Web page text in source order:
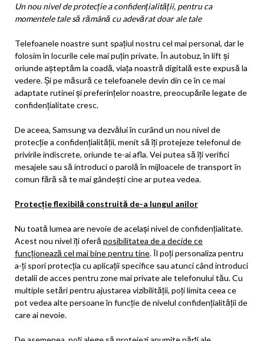
Un nou nivel de protecție a confidențialității, pentru ca
momentele tale să rămână cu adevărat doar ale tale
Telefoanele noastre sunt spațiul nostru cel mai personal, dar le
folosim în locurile cele mai puțin private. În autobuz, în lift și
oriunde așteptăm la coadă, viața noastră digitală este expusă la
vedere. Și pe măsură ce telefoanele devin din ce în ce mai
adaptate rutinei și preferințelor noastre, preocupările legate de
confidențialitate cresc.
De aceea, Samsung va dezvălui în curând un nou nivel de
protecție a confidențialității, menit să îți protejeze telefonul de
privirile indiscrete, oriunde te-ai afla. Vei putea să îți verifici
mesajele sau să introduci o parolă în mijloacele de transport în
comun fără să te mai gândești cine ar putea vedea.
Protecție flexibilă construită de-a lungul anilor
Nu toată lumea are nevoie de același nivel de confidențialitate.
Acest nou nivel îți oferă posibilitatea de a decide ce
funcționează cel mai bine pentru tine. Îl poți personaliza pentru
a-ți spori protecția cu aplicații specifice sau atunci când introduci
detalii de acces pentru zone mai private ale telefonului tău. Cu
multiple setări pentru ajustarea vizibilității, poți limita ceea ce
pot vedea alte persoane în funcție de nivelul confidențialității de
care ai nevoie.